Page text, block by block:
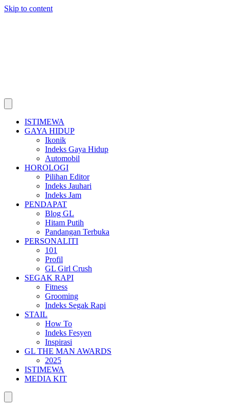
Skip to content
ISTIMEWA
GAYA HIDUP
Ikonik
Indeks Gaya Hidup
Automobil
HOROLOGI
Pilihan Editor
Indeks Jauhari
Indeks Jam
PENDAPAT
Blog GL
Hitam Putih
Pandangan Terbuka
PERSONALITI
101
Profil
GL Girl Crush
SEGAK RAPI
Fitness
Grooming
Indeks Segak Rapi
STAIL
How To
Indeks Fesyen
Inspirasi
GL THE MAN AWARDS
2025
ISTIMEWA
MEDIA KIT